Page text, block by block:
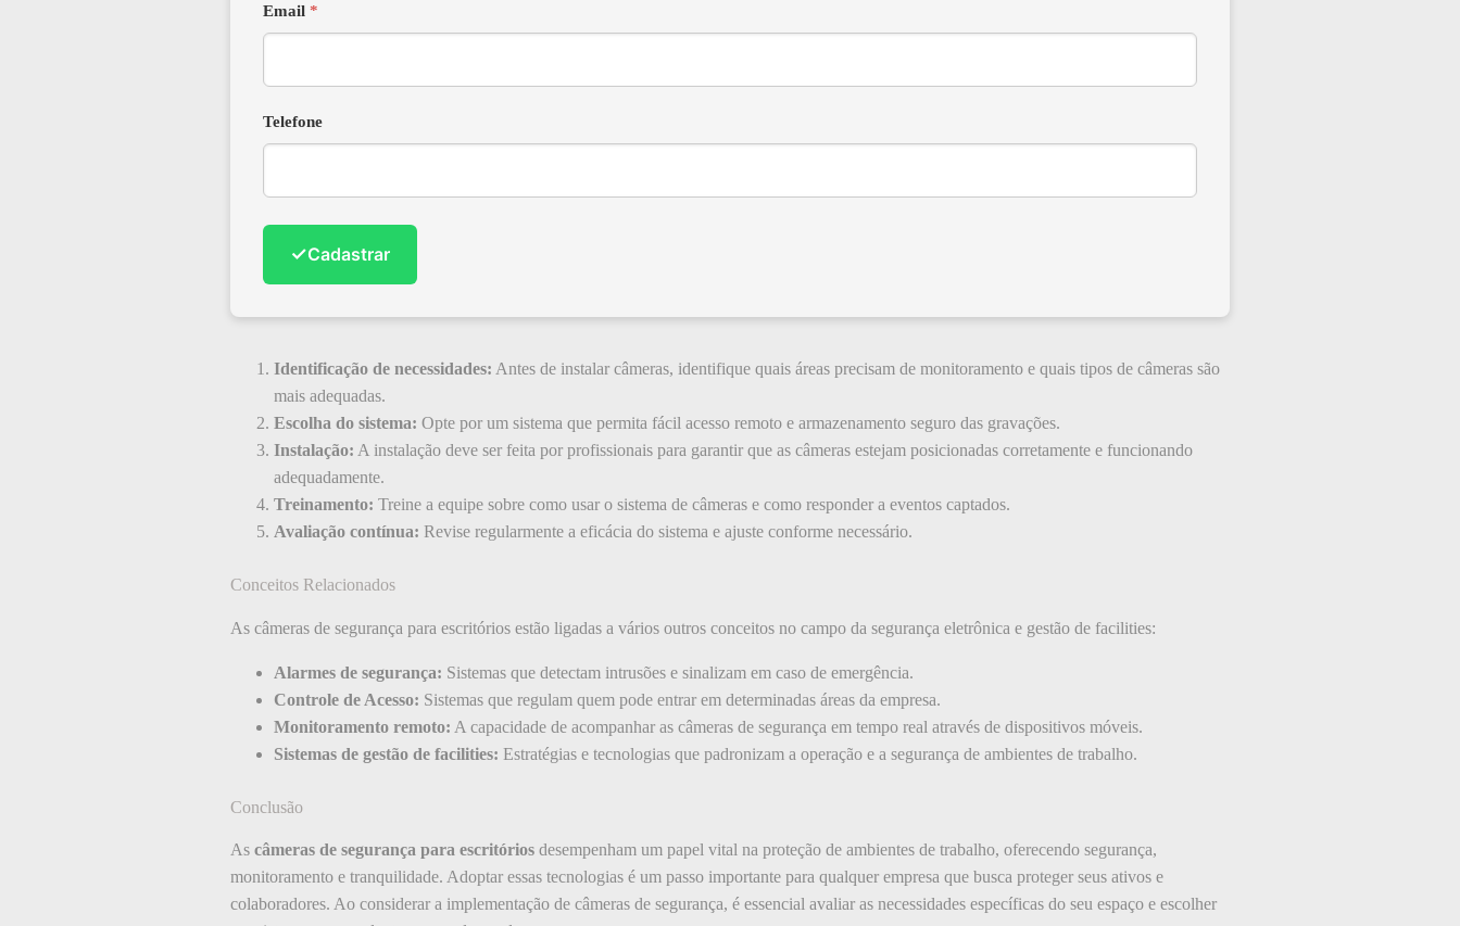
Email *
Telefone
✓Cadastrar
Identificação de necessidades: Antes de instalar câmeras, identifique quais áreas precisam de monitoramento e quais tipos de câmeras são
mais adequadas.
Escolha do sistema: Opte por um sistema que permita fácil acesso remoto e armazenamento seguro das gravações.
Instalação: A instalação deve ser feita por profissionais para garantir que as câmeras estejam posicionadas corretamente e funcionando
adequadamente.
Treinamento: Treine a equipe sobre como usar o sistema de câmeras e como responder a eventos captados.
Avaliação contínua: Revise regularmente a eficácia do sistema e ajuste conforme necessário.
Conceitos Relacionados
As câmeras de segurança para escritórios estão ligadas a vários outros conceitos no campo da segurança eletrônica e gestão de facilities:
Alarmes de segurança: Sistemas que detectam intrusões e sinalizam em caso de emergência.
Controle de Acesso: Sistemas que regulam quem pode entrar em determinadas áreas da empresa.
Monitoramento remoto: A capacidade de acompanhar as câmeras de segurança em tempo real através de dispositivos móveis.
Sistemas de gestão de facilities: Estratégias e tecnologias que padronizam a operação e a segurança de ambientes de trabalho.
Conclusão
As câmeras de segurança para escritórios desempenham um papel vital na proteção de ambientes de trabalho, oferecendo segurança,
monitoramento e tranquilidade. Adoptar essas tecnologias é um passo importante para qualquer empresa que busca proteger seus ativos e
colaboradores. Ao considerar a implementação de câmeras de segurança, é essencial avaliar as necessidades específicas do seu espaço e escolher